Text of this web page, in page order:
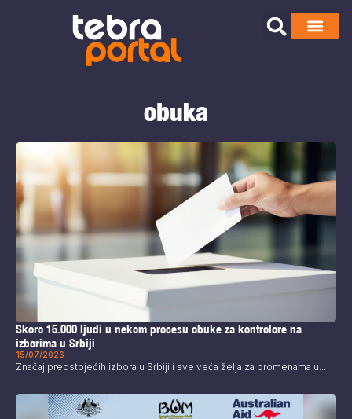
obuka
Skoro 15.000 ljudi u nekom procesu obuke za kontrolore na
izborima u Srbiji
15/07/2026
Značaj predstojećih izbora u Srbiji i sve veća želja za promenama u...